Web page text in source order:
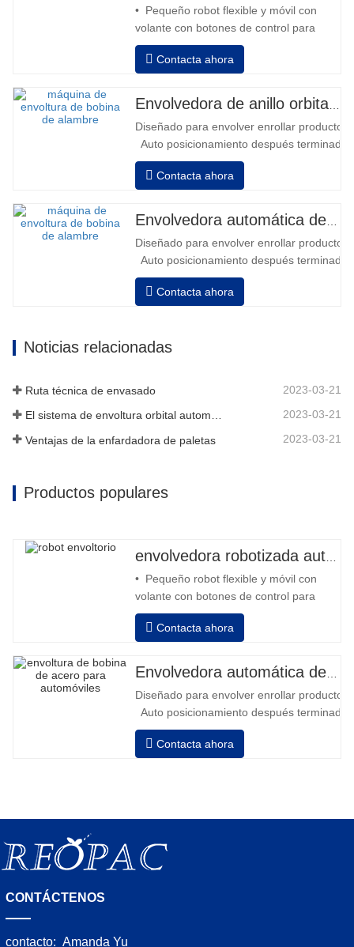
• Pequeño robot flexible y móvil con
volante con botones de control para
avanzar y retroceder • Operación fuera
de la columna • 2 baterías serie 12V /
batería llena 120-130 palets • Cargador
tiempo de carga aprox. 8-10h…
Contacta ahora
Diseñado para envolver enrollar
Auto posicionamiento después
velocidad, estiramiento fuerza puede ser
Neumático superior plato a prensa
Contacta ahora
Diseñado para envolver enrollar
Auto posicionamiento después
velocidad, estiramiento fuerza puede ser
Neumático superior plato a prensa
Contacta ahora
Noticias relacionadas
Ruta técnica de envasado 2023-03-21
El sistema de envoltura orbital automático envuelve 6 lados en el material 2023-03-21
Ventajas de la enfardadora de paletas 2023-03-21
Productos populares
• Pequeño robot flexible y móvil con
volante con botones de control para
avanzar y retroceder • Operación fuera
de la columna • 2 baterías serie 12V /
batería llena 120-130 palets • Cargador
tiempo de carga aprox. 8-10h
Contacta ahora
Diseñado para envolver enrollar
Auto posicionamiento después
velocidad, estiramiento fuerza puede ser
Neumático superior plato a prensa bobina
Contacta ahora
CONTÁCTENOS
contacto: Amanda Yu